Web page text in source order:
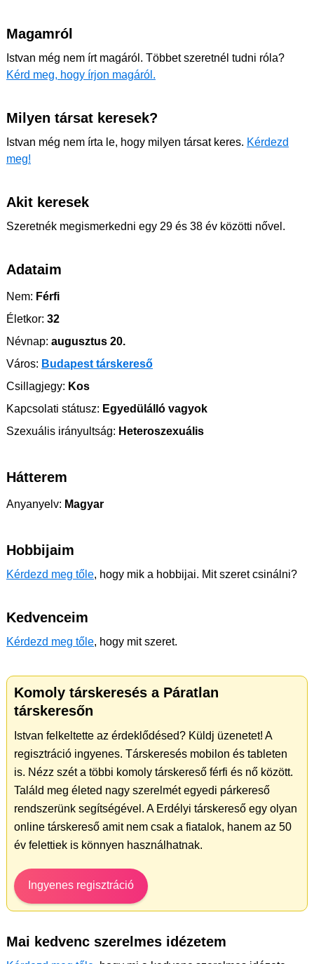
Magamról
Istvan még nem írt magáról. Többet szeretnél tudni róla?
Kérd meg, hogy írjon magáról.
Milyen társat keresek?
Istvan még nem írta le, hogy milyen társat keres. Kérdezd
meg!
Akit keresek
Szeretnék megismerkedni egy 29 és 38 év közötti nővel.
Adataim
Nem: Férfi
Életkor: 32
Névnap: augusztus 20.
Város: Budapest társkereső
Csillagjegy: Kos
Kapcsolati státusz: Egyedülálló vagyok
Szexuális irányultság: Heteroszexuális
Hátterem
Anyanyelv: Magyar
Hobbijaim
Kérdezd meg tőle, hogy mik a hobbijai. Mit szeret csinálni?
Kedvenceim
Kérdezd meg tőle, hogy mit szeret.
Komoly társkeresés a Páratlan
társkeresőn
Istvan felkeltette az érdeklődésed? Küldj üzenetet! A
regisztráció ingyenes. Társkeresés mobilon és tableten
is. Nézz szét a többi komoly társkereső férfi és nő között.
Találd meg életed nagy szerelmét egyedi párkereső
rendszerünk segítségével. A Erdélyi társkereső egy olyan
online társkereső amit nem csak a fiatalok, hanem az 50
év felettiek is könnyen használhatnak.
Ingyenes regisztráció
Mai kedvenc szerelmes idézetem